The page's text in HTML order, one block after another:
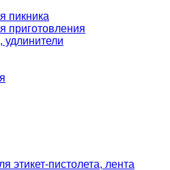
пикника
приготовления
удлинители
этикет-пистолета, лента